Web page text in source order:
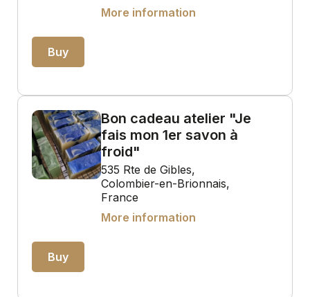
More information
Buy
Bon cadeau atelier "Je
fais mon 1er savon à
froid"
535 Rte de Gibles,
Colombier-en-Brionnais,
France
More information
Buy